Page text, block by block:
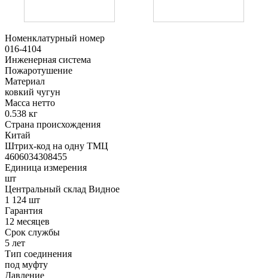
Номенклатурный номер
016-4104
Инженерная система
Пожаротушение
Материал
ковкий чугун
Масса нетто
0.538 кг
Страна происхождения
Китай
Штрих-код на одну ТМЦ
4606034308455
Единица измерения
шт
Центральный склад Видное
1 124 шт
Гарантия
12 месяцев
Срок службы
5 лет
Тип соединения
под муфту
Давление